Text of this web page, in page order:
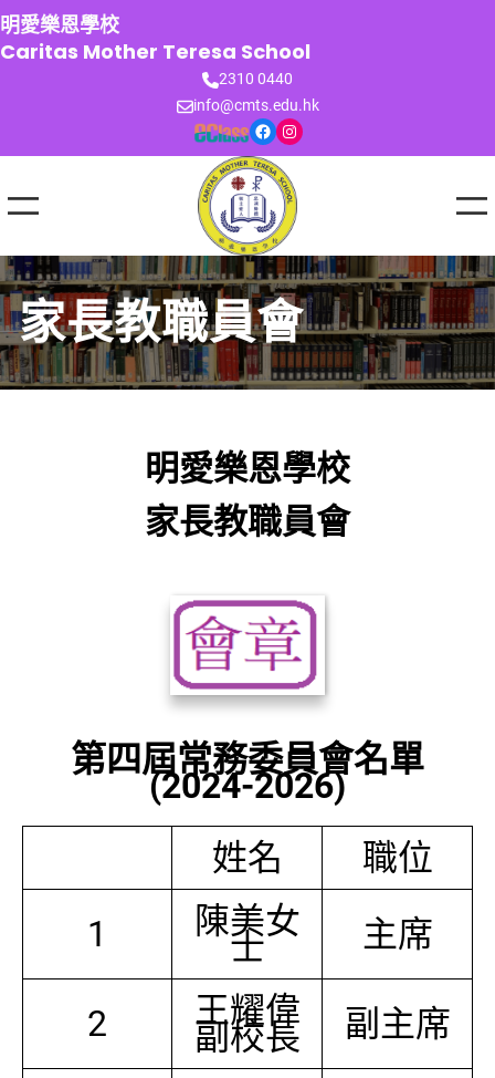
跳
至
主
明愛樂恩學校
Caritas Mother Teresa School
2310 0440
info@cmts.edu.hk
Facebook Instagram
家長教職員會
明愛樂恩學校
家長教職員會
第四屆常務委員會名單
(2024-2026)
姓名
職位
1
陳美女
士 主席
2 王耀偉
副校長 副主席